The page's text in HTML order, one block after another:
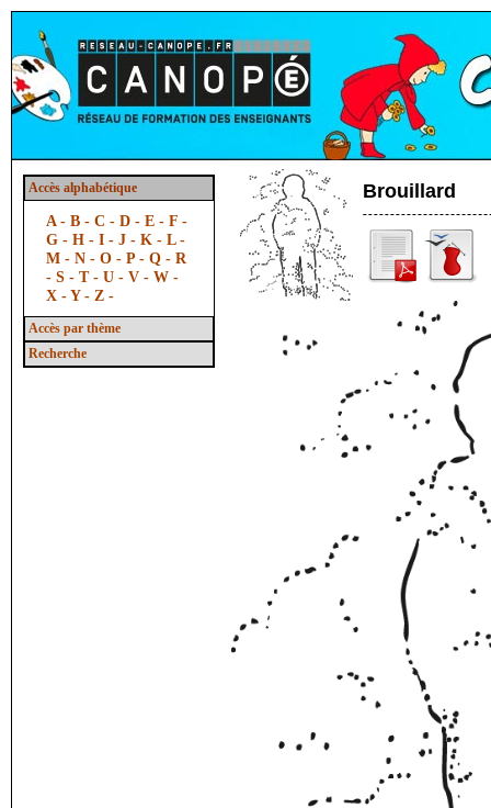
Accès alphabétique
A - B - C - D - E - F -
G - H - I - J - K - L -
M - N - O - P - Q - R
- S - T - U - V - W -
X -Y - Z -
Accès par thème
Recherche
Brouillard